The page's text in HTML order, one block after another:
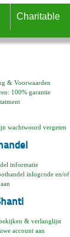
Charitable
& Voorwaarden
100% garantie
wachtwoord vergeten
informatie
inlogcode en/of
& verlanglijst
account aan